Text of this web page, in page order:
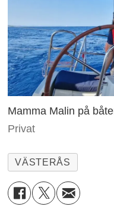
Mamma Malin på
Privat
VÄSTERÅS